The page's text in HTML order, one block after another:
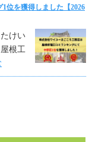
位を獲得しました【2026
けい
根工